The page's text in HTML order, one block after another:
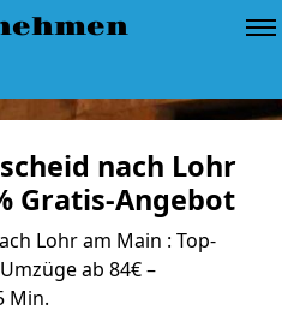
nach Lohr
Gratis-Angebot
Lohr am Main : Top-
ab 84€ –
Min.